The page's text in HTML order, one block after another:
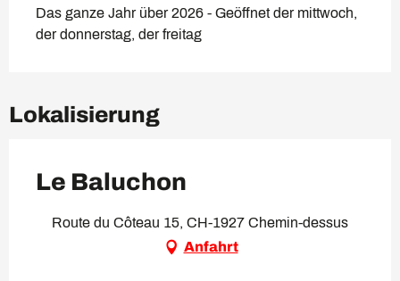
Das ganze Jahr über 2026 - Geöffnet der mittwoch,
der donnerstag, der freitag
Lokalisierung
Le Baluchon
Route du Côteau 15, CH-1927 Chemin-dessus
Anfahrt